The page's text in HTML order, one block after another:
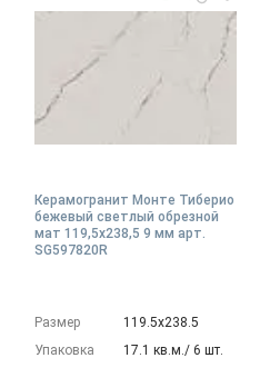
Керамогранит Монте Тиберио
бежевый светлый обрезной
мат 119,5x238,5 9 мм арт.
SG597820R
Размер
119.5х238.5
Упаковка
17.1 кв.м./ 6 шт.